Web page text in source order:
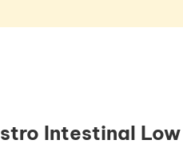
Intestinal